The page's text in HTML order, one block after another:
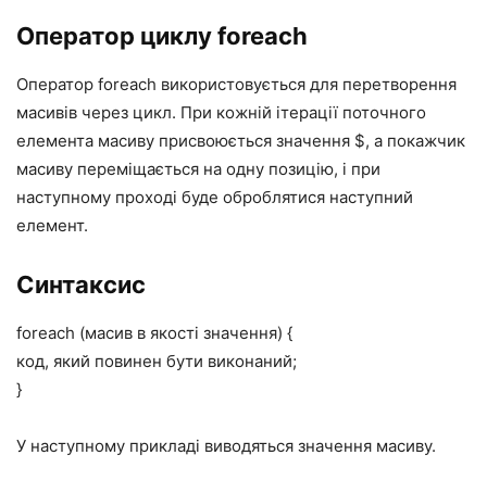
Оператор циклу foreach
Оператор foreach використовується для перетворення
масивів через цикл. При кожній ітерації поточного
елемента масиву присвоюється значення $, а покажчик
масиву переміщається на одну позицію, і при
наступному проході буде оброблятися наступний
елемент.
Синтаксис
foreach (масив в якості значення) {
код, який повинен бути виконаний;
}
У наступному прикладі виводяться значення масиву.